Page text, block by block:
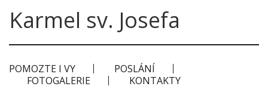
Karmel sv. Josefa
POMOZTE I VY
POSLÁNÍ
FOTOGALERIE
KONTAKTY